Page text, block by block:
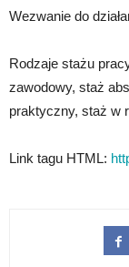
Wezwanie do
Rodzaje stażu
zawodowy, staż
praktyczny, staż w
Link tagu HTML: